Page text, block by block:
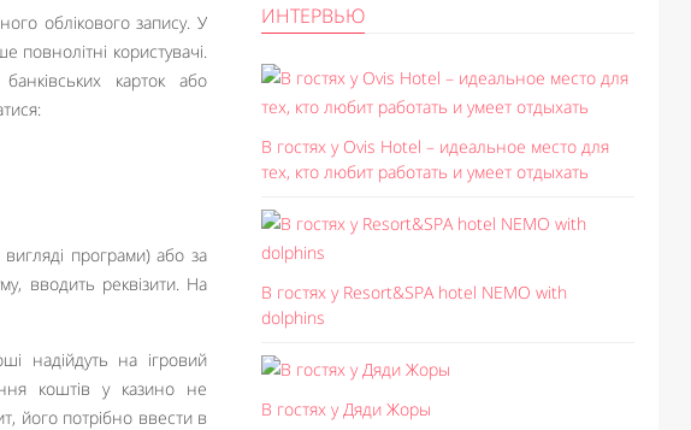
облікового запису. У
користувачі.
карток або
програми) або за
вводить реквізити. На
надійдуть на ігровий
коштів у казино не
його потрібно ввести в
ИНТЕРВЬЮ
В гостях у Ovis Hotel – идеальное место для
тех, кто любит работать и умеет отдыхать
В гостях у Resort&SPA hotel NEMO with
dolphins
В гостях у Дяди Жоры